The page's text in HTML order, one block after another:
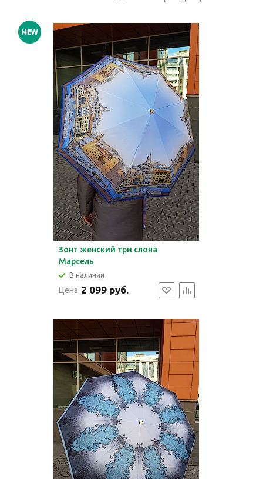
Зонт женский три слона
Марсель
В наличии
Цена 2 099 руб.